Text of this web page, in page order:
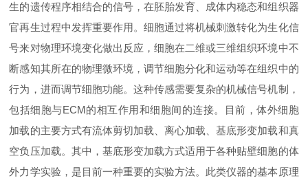
生的遗传程序相结合的信号，在胚胎发育、成体内稳态和组织器
官再生过程中发挥重要作用。细胞通过将机械刺激转化为生化信
号来对物理环境变化做出反应，细胞在二维或三维组织环境中不
断感知其所在的物理微环境，调节细胞分化和运动等在组织中的
行为，进而调节细胞功能。这种传感需要复杂的机械信号机制，
包括细胞与ECM的相互作用和细胞间的连接。目前，体外细胞
加载的主要方式有流体剪切加载、离心加载、基底形变加载和真
空负压加载。其中，基底形变加载方式适用于各种贴壁细胞的体
外力学实验，是目前一种重要的实验方法。此类仪器的基本原理